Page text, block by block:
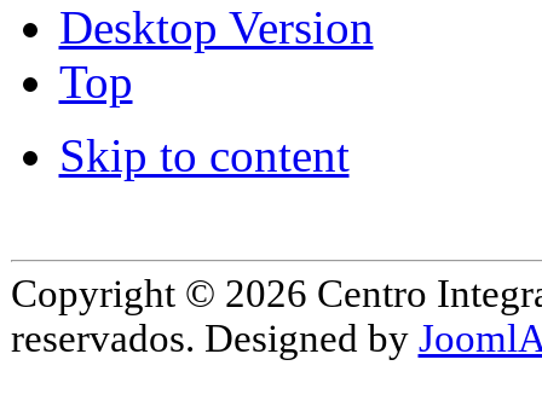
Desktop Version
Top
Skip to content
Copyright © 2026 Centro
reservados. Designed by